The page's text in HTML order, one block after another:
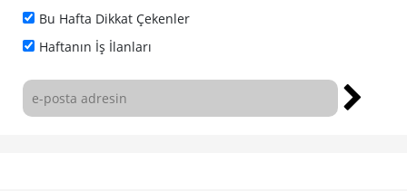
Bu Hafta Dikkat Çekenler
Haftanın İş İlanları